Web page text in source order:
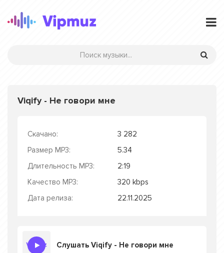
Viqify - Не говори мне
Скачано:
3 282
Размер MP3:
5.34
Длительность MP3:
2:19
Качество MP3:
320 kbps
Дата релиза:
22.11.2025
Слушать Viqify - Не говори мне